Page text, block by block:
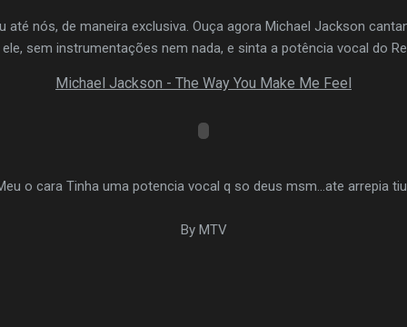
até nós, de maneira exclusiva. Ouça agora Michael Jackson
ele, sem instrumentações nem nada, e sinta a potência vocal do
Michael Jackson - The Way You Make Me Feel
o cara Tinha uma potencia vocal q so deus msm...ate arrepia
By MTV